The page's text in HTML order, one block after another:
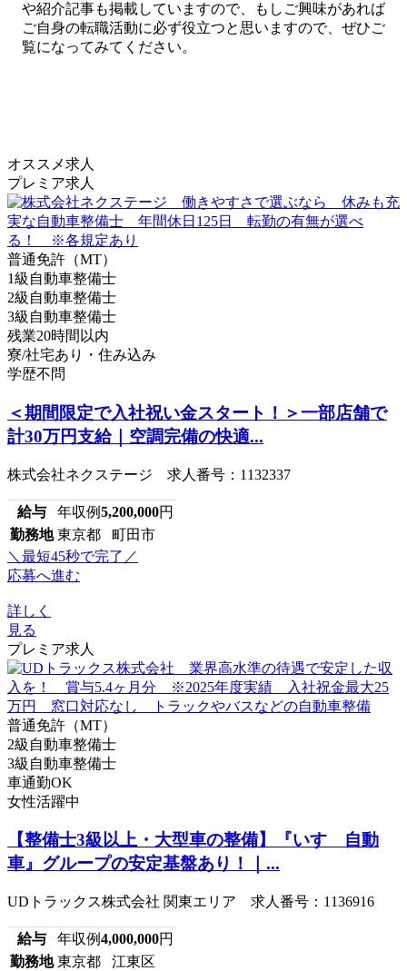
や紹介記事も掲載していますので、もしご興味があれば
ご自身の転職活動に必ず役立つと思いますので、ぜひご
覧になってみてください。
オススメ求人
プレミア求人
普通免許（MT）
1級自動車整備士
2級自動車整備士
3級自動車整備士
残業20時間以内
寮/社宅あり・住み込み
学歴不問
＜期間限定で入社祝い金スタート！＞一部店舗で
計30万円支給｜空調完備の快適...
株式会社ネクステージ 求人番号：1132337
給与 年収例5,200,000円
勤務地 東京都 町田市
＼最短45秒で完了／
応募へ進む
詳しく
見る
プレミア求人
普通免許（MT）
2級自動車整備士
3級自動車整備士
車通勤OK
女性活躍中
【整備士3級以上・大型車の整備】『いすゞ自動
車』グループの安定基盤あり！｜...
UDトラックス株式会社 関東エリア 求人番号：1136916
給与 年収例4,000,000円
勤務地 東京都 江東区